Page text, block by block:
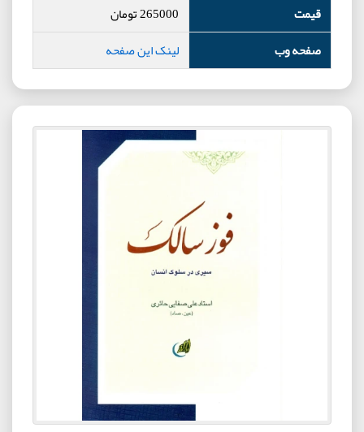
قیمت
265000تومان
صفحه وب
لینک این صفحه